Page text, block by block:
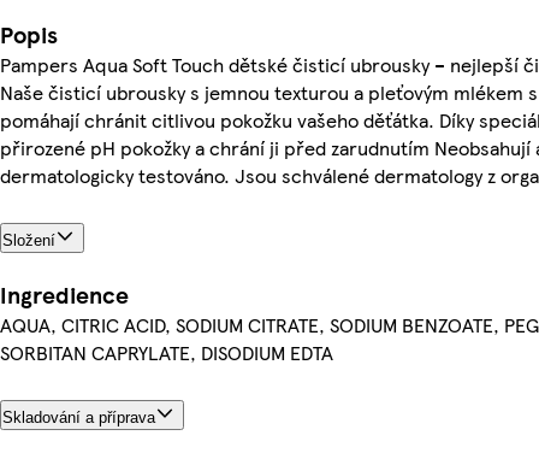
Popis
Pampers Aqua Soft Touch dětské čisticí ubrousky – nejlepší
Naše čisticí ubrousky s jemnou texturou a pleťovým mlékem
pomáhají chránit citlivou pokožku vašeho děťátka. Díky
přirozené pH pokožky a chrání ji před zarudnutím
dermatologicky testováno. Jsou schválené dermatology z
Složení
Ingredience
AQUA, CITRIC ACID, SODIUM CITRATE, SODIUM BENZOATE,
SORBITAN CAPRYLATE, DISODIUM EDTA
Skladování a příprava